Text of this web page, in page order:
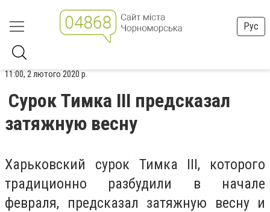
Рус
11:00, 2 лютого 2020 р.
Сурок Тимка III предсказал
затяжную весну
Харьковский сурок Тимка III, которого
традиционно разбудили в начале
февраля, предсказал затяжную весну и